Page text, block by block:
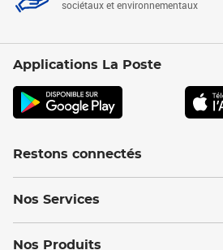
sociétaux et environnementaux
Applications La Poste
Restons connectés
Nos Services
Nos Produits